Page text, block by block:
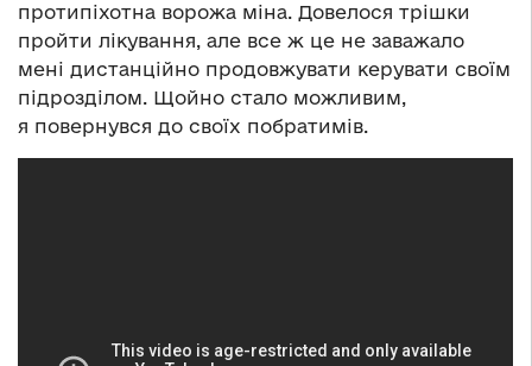
протипіхотна ворожа міна. Довелося трішки
пройти лікування, але все ж це не заважало
мені дистанційно продовжувати керувати своїм
підрозділом. Щойно стало можливим,
я повернувся до своїх побратимів.